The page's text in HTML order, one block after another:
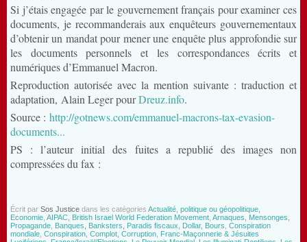
Si j’étais engagée par le gouvernement français pour examiner ces
documents, je recommanderais aux enquêteurs gouvernementaux
d’obtenir un mandat pour mener une enquête plus approfondie sur
les documents personnels et les correspondances écrits et
numériques d’Emmanuel Macron.
Reproduction autorisée avec la mention suivante : traduction et
adaptation, Alain Leger pourDreuz.info.
Source : http://gotnews.com/emmanuel-macrons-tax-evasion-
documents...
PS : l’auteur initial des fuites a republié des images non
compressées du fax :
Écrit par Sos Justice dans les catégories Actualité, politique ou géopolitique,
Economie AIPAC, British Israel World Federation Movement Arnaques, Mensonges,
Propagande Banques, Banksters, Paradis fiscaux, Dollar, Bours Conspiration
mondiale Conspiration, Complot, Corruption Franc-Maçonnerie & Jésuites